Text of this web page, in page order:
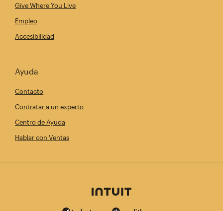
Give Where You Live
Empleo
Accesibilidad
Ayuda
Contacto
Contratar a un experto
Centro de Ayuda
Hablar con Ventas